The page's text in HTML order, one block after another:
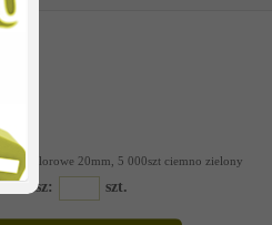
PP kolorowe 20mm, 5 000szt ciemno zielony
szt.